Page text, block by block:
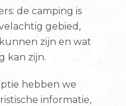
de camping is
gebied,
zijn en wat
kan zijn.
hebben we
informatie,